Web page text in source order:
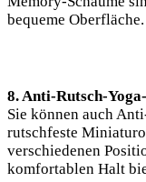
bequeme Oberfläche.
8. Anti-Rutsch-
Sie ⁢können auch
rutschfeste
verschiedenen
komfortablen Halt